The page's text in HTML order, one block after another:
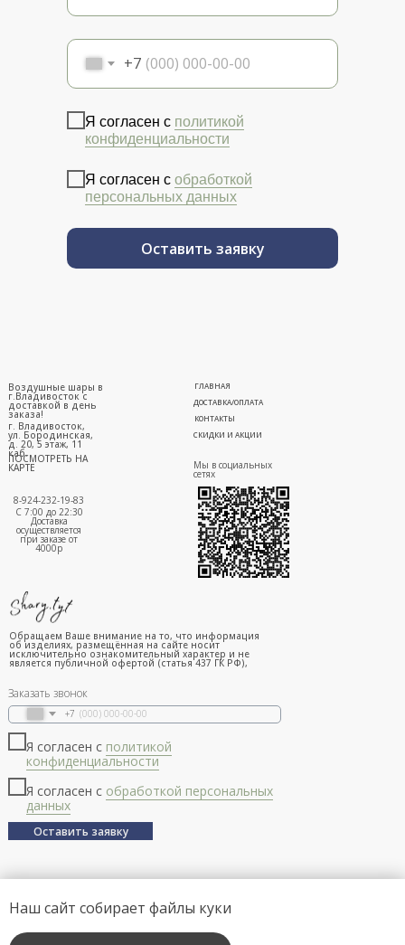
+7
Я согласен с политикой
конфиденциальности
Я согласен с обработкой
персональных данных
Оставить заявку
г. Владивосток,
ул. Бородинская,
д. 20, 5 этаж, 11
каб.
ПОСМОТРЕТЬ НА
КАРТЕ
ГЛАВНАЯ
ДОСТАВКА/ОПЛАТА
СКИДКИ И АКЦИИ
КОНТАКТЫ
8-924-232-19-83
С 7:00 до 22:30
Доставка
осуществляется
при заказе от
4000р
Воздушные шары в
г.Владивосток с
доставкой в день
заказа!
Мы в социальных
сетях
Заказать звонок
+7
Я согласен с политикой
конфиденциальности
Я согласен с обработкой персональных
данных
Оставить заявку
Обращаем Ваше внимание на то, что информация
об изделиях, размещённая на сайте носит
исключительно ознакомительный характер и не
является публичной офертой (статья 437 ГК РФ),
Наш сайт собирает файлы куки